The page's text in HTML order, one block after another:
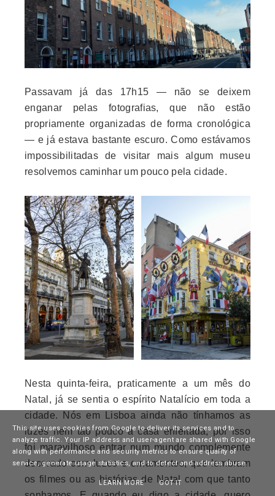
Passavam já das 17h15 — não se deixem
enganar pelas fotografias, que não estão
propriamente organizadas de forma cronológica
— e já estava bastante escuro. Como estávamos
impossibilitadas de visitar mais algum museu
resolvemos caminhar um pouco pela cidade.
Nesta quinta-feira, praticamente a um mês do
Natal, já se sentia o espírito Natalício em toda a
cidade. Nós em Lisboa ainda não tínhamos as
luzes nem tão pouco a casa enfeitada, por isso
foi maravilhoso entrar num mundo complemente
decorado com luzes e ornamentos, que lembram
os filmes ou as histórias de Natal com que tanto
This site uses cookies from Google to deliver its services and to
analyze traffic. Your IP address and user-agent are shared with Google
along with performance and security metrics to ensure quality of
service, generate usage statistics, and to detect and address abuse.
LEARN MORE GOT IT